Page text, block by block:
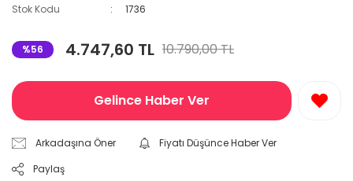
Stok Kodu
1736
%56 4.747,60 TL 10.790,00 TL
Gelince Haber Ver
Arkadaşına Öner
Fiyatı Düşünce Haber Ver
Paylaş